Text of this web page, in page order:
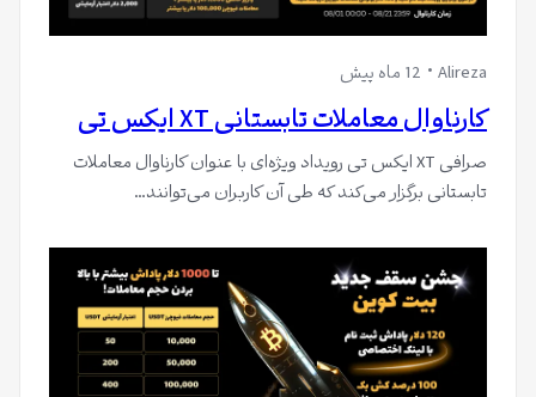
Alireza 12 ماه پیش
کارناوال معاملات تابستانی XT ایکس تی
صرافی XT ایکس تی رویداد ویژه‌ای با عنوان کارناوال معاملات
تابستانی برگزار می‌کند که طی آن کاربران می‌توانند…